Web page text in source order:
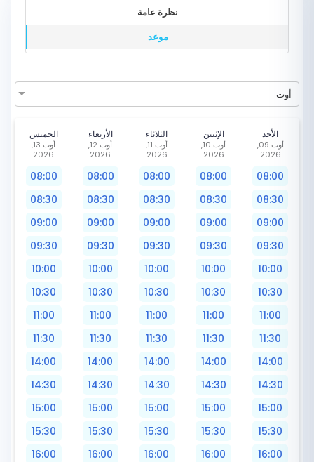
نظرة عامة
موعد
أوت
الخميس
أوت 13,
2026
08:00
08:30
09:00
09:30
10:00
10:30
11:00
11:30
14:00
14:30
15:00
15:30
16:00
الأربعاء
أوت 12,
2026
08:00
08:30
09:00
09:30
10:00
10:30
11:00
11:30
14:00
14:30
15:00
15:30
16:00
الثلاثاء
أوت 11,
2026
08:00
08:30
09:00
09:30
10:00
10:30
11:00
11:30
14:00
14:30
15:00
15:30
16:00
الإثنين
أوت 10,
2026
08:00
08:30
09:00
09:30
10:00
10:30
11:00
11:30
14:00
14:30
15:00
15:30
16:00
الأحد
أوت 09,
2026
08:00
08:30
09:00
09:30
10:00
10:30
11:00
11:30
14:00
14:30
15:00
15:30
16:00